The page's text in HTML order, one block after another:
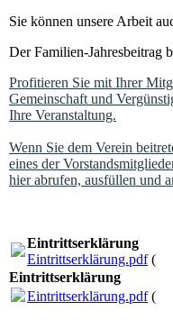
Sie können unsere Arbeit
Der Familien-Jahresbeitrag
Profitieren Sie mit Ihrer
Gemeinschaft und
Ihre Veranstaltung.
Wenn Sie dem Verein
eines der
hier abrufen, ausfüllen und
Eintrittserklärung
Eintrittserklärung.pdf
Eintrittserklärung
Eintrittserklärung.pdf